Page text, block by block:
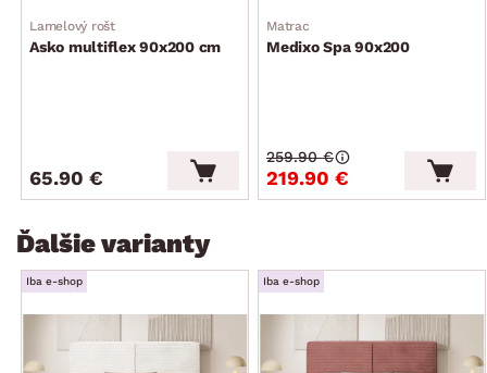
Lamelový rošt
Asko multiflex 90x200 cm
65.90 €
Matrac
Medixo Spa 90x200
219.90 €
259.90 €
Ďalšie varianty
Iba e-shop Iba e-shop